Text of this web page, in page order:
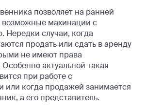
позволяет на ранней
возможные махинации с
Нередки случаи, когда
продать или сдать в аренду
не имеют права
актуальной такая
при работе с
или когда продажей занимается
а его представитель.